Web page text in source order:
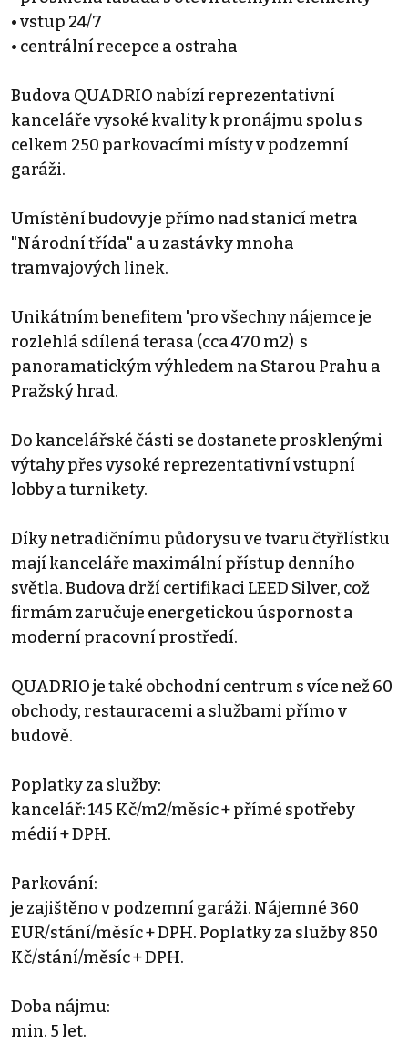
• vstup 24/7
• centrální recepce a ostraha
Budova QUADRIO nabízí reprezentativní
kanceláře vysoké kvality k pronájmu spolu s
celkem 250 parkovacími místy v podzemní
garáži.
Umístění budovy je přímo nad stanicí metra
"Národní třída" a u zastávky mnoha
tramvajových linek.
Unikátním benefitem 'pro všechny nájemce je
rozlehlá sdílená terasa (cca 470 m2) s
panoramatickým výhledem na Starou Prahu a
Pražský hrad.
Do kancelářské části se dostanete prosklenými
výtahy přes vysoké reprezentativní vstupní
lobby a turnikety.
Díky netradičnímu půdorysu ve tvaru čtyřlístku
mají kanceláře maximální přístup denního
světla. Budova drží certifikaci LEED Silver, což
firmám zaručuje energetickou úspornost a
moderní pracovní prostředí.
QUADRIO je také obchodní centrum s více než 60
obchody, restauracemi a službami přímo v
budově.
Poplatky za služby:
kancelář: 145 Kč/m2/měsíc + přímé spotřeby
médií + DPH.
Parkování:
je zajištěno v podzemní garáži. Nájemné 360
EUR/stání/měsíc + DPH. Poplatky za služby 850
Kč/stání/měsíc + DPH.
Doba nájmu:
min. 5 let.